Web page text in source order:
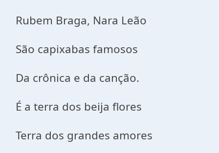
Rubem Braga, Nara Leão
São capixabas famosos
Da crônica e da canção.
É a terra dos beija flores
Terra dos grandes amores